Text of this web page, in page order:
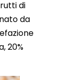
di
da
20%